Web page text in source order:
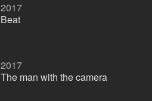
2017
Beat
2017
The man with the camera